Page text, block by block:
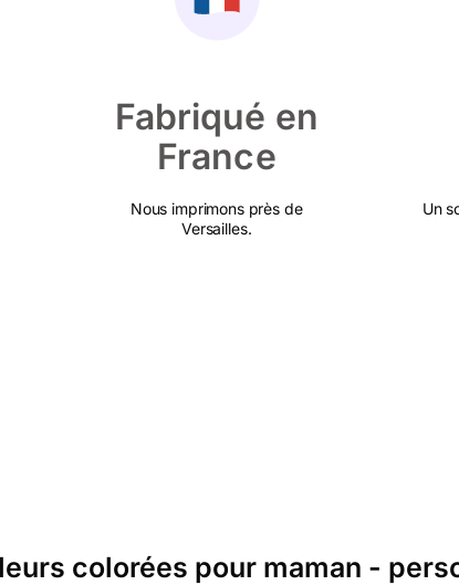
Fabriqué en
France
Nous imprimons près de
Versailles.
Un
colorées pour maman -